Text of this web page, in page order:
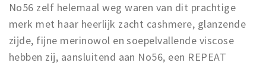
No56 zelf helemaal weg waren van dit prachtige
merk met haar heerlijk zacht cashmere, glanzende
zijde, fijne merinowol en soepelvallende viscose
hebben zij, aansluitend aan No56, een REPEAT